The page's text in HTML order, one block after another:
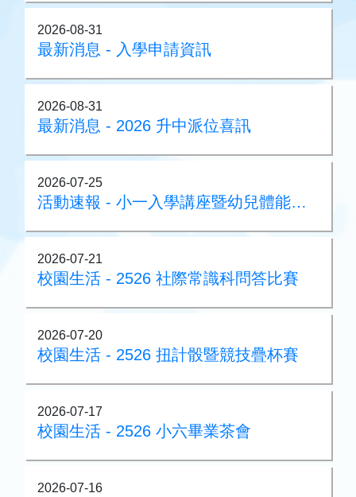
2026-08-31
最新消息 - 入學申請資訊
2026-08-31
最新消息 - 2026 升中派位喜訊
2026-07-25
活動速報 - 小一入學講座暨幼兒體能大測試 2026
2026-07-21
校園生活 - 2526 社際常識科問答比賽
2026-07-20
校園生活 - 2526 扭計骰暨競技疊杯賽
2026-07-17
校園生活 - 2526 小六畢業茶會
2026-07-16